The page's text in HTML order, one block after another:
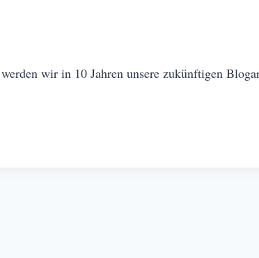
wir in 10 Jahren unsere zukünftigen